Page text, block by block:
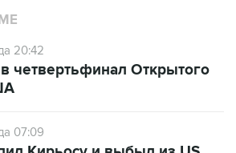
20:42
четвертьфинал Открытого
07:09